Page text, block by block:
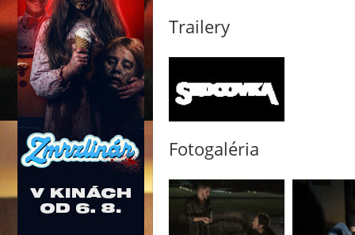
Trailery
Fotogaléria